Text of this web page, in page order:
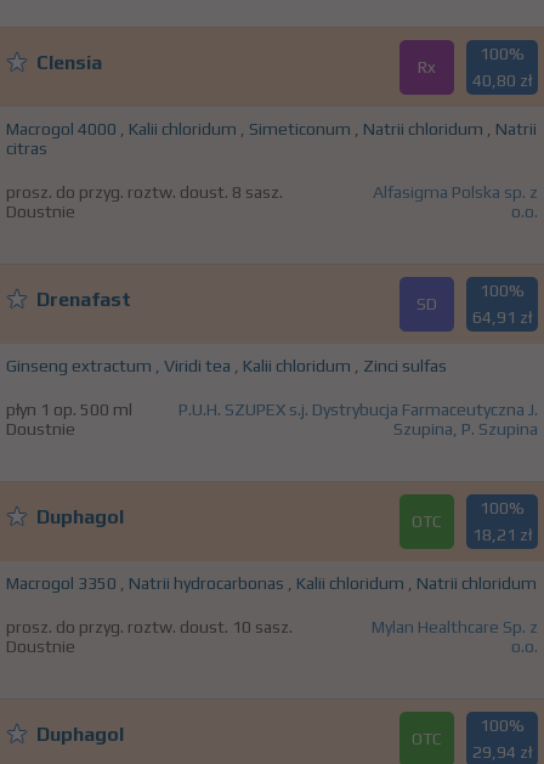
Clensia Rx
100%
40,80 zł
Macrogol 4000 , Kalii chloridum , Simeticonum , Natrii chloridum , Natrii
citras
prosz. do przyg. roztw. doust. 8 sasz.
Doustnie
Alfasigma Polska sp. z
o.o.
Drenafast SD
100%
64,91 zł
Ginseng extractum , Viridi tea , Kalii chloridum , Zinci sulfas
płyn 1 op. 500 ml
Doustnie
P.U.H. SZUPEX s.j. Dystrybucja Farmaceutyczna J.
Szupina, P. Szupina
Duphagol OTC
100%
18,21 zł
Macrogol 3350 , Natrii hydrocarbonas , Kalii chloridum , Natrii chloridum
prosz. do przyg. roztw. doust. 10 sasz.
Doustnie
Mylan Healthcare Sp. z
o.o.
Duphagol OTC
100%
29,94 zł